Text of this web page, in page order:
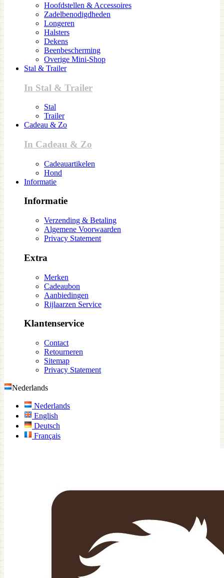
Hoofdstellen & Accessoires
Zadelbenodigdheden
Longeren
Halsters
Dekens
Beenbescherming
Overige Mini-Shop
Stal & Trailer
In Stal & Trailer
Stal
Trailer
Cadeau & Zo
In Cadeau & Zo
Cadeauartikelen
Hond
Informatie
Informatie
Verzending & Betaling
Algemene Voorwaarden
Privacy Statement
Extra
Merken
Cadeaubon
Aanbiedingen
Rijlaarzen Service
Klantenservice
Contact
Retourneren
Sitemap
Privacy Statement
Nederlands
Nederlands
English
Deutsch
Français